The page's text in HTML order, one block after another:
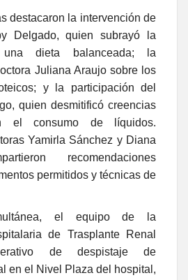
destacaron la intervención de
Delgado, quien subrayó la
dieta balanceada; la
Juliana Araujo sobre los
y la participación del
quien desmitificó creencias
el consumo de líquidos.
Yamirla Sánchez y Diana
recomendaciones
permitidos y técnicas de
el equipo de la
de Trasplante Renal
de despistaje de
en el Nivel Plaza del hospital,